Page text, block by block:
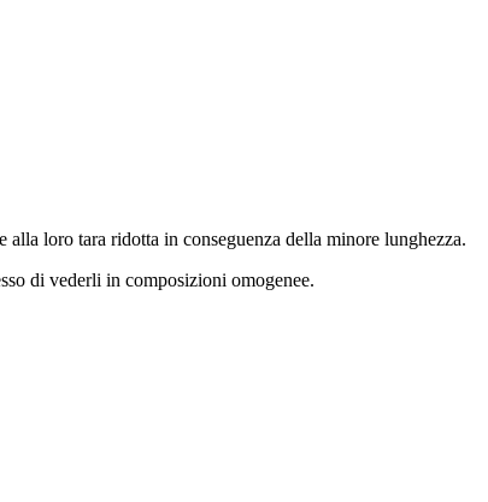
loro tara ridotta in conseguenza della minore lunghezza.
di vederli in composizioni omogenee.